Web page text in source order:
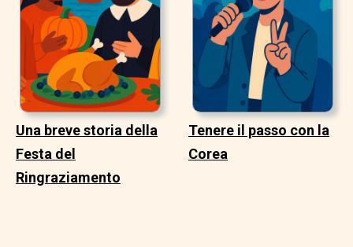
Una breve storia della
Festa del
Ringraziamento
Tenere il passo con la
Corea